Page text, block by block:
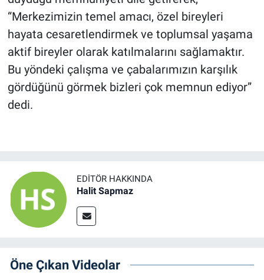
“Merkezimizin temel amacı, özel bireyleri
hayata cesaretlendirmek ve toplumsal yaşama
aktif bireyler olarak katılmalarını sağlamaktır.
Bu yöndeki çalışma ve çabalarımızın karşılık
gördüğünü görmek bizleri çok memnun ediyor”
dedi.
EDITÖR HAKKINDA
Halit Sapmaz
Öne Çıkan Videolar